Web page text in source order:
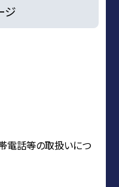
ジ
電話等の取扱いにつ